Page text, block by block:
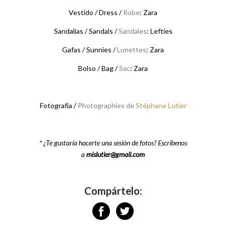
Vestido / Dress / Robe: Zara
Sandalias / Sandals / Sandales: Lefties
Gafas / Sunnies /Lunettes: Zara
Bolso / Bag /Sac: Zara
Fotografía / Photographies de Stéphane Lutier
* ¿Te gustaría hacerte una sesión de fotos? Escríbenos
amislutier@gmail.com
Compártelo: